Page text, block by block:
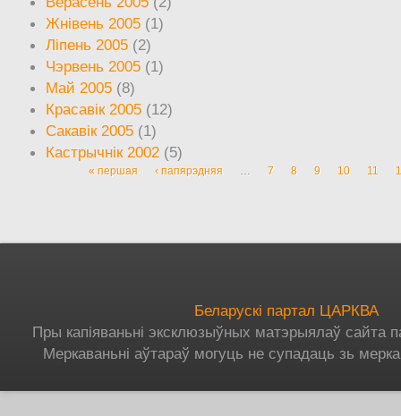
Жнівень 2005 (1)
Ліпень 2005 (2)
Чэрвень 2005 (1)
Май 2005 (8)
Красавік 2005 (12)
Сакавік 2005 (1)
Кастрычнік 2002 (5)
Старонкі
« першая ‹ папярэдняя … 7 8 9 10 11
Беларускі партал ЦАРКВА
Пры капіяваньні эксклюзыўных матэрыялаў сайта
Меркаваньні аўтараў могуць не супадаць зь